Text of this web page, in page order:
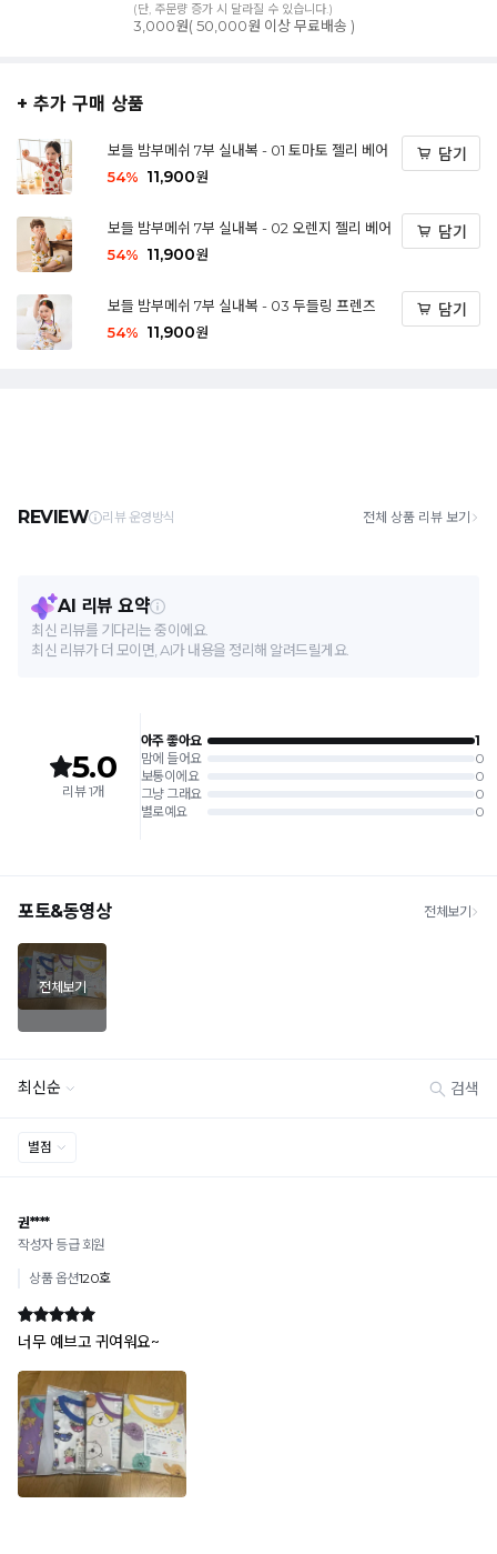
(단, 주문량 증가 시 달라질 수 있습니다.)
3,000원( 50,000원 이상 무료배송 )
+ 추가 구매 상품
보들 밤부메쉬 7부 실내복 - 01 토마토 젤리 베어
54% 11,900원
담기
보들 밤부메쉬 7부 실내복 - 02 오렌지 젤리 베어
54% 11,900원
담기
보들 밤부메쉬 7부 실내복 - 03 두들링 프렌즈
54% 11,900원
담기